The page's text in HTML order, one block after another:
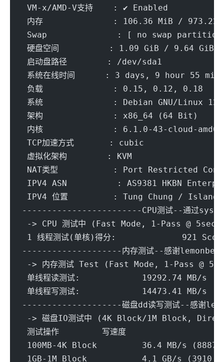
VM-x/AMD-V支持    : ✔ Enabled
内存              : 106.36 MiB / 973.22
Swap              : [ no swap partition
硬盘空间          : 1.09 GiB / 9.64 GiB
启动盘路径        : /dev/sda1
系统在线时间      : 3 days, 9 hour 55 min
负载              : 0.15, 0.12, 0.18
系统              : Debian GNU/Linux 12
架构              : x86_64 (64 Bit)
内核              : 6.1.0-43-cloud-amd64
TCP加速方式       : cubic
虚拟化架构        : KVM
NAT类型           : Port Restricted Cone
IPV4 ASN          : AS9381 HKBN
IPV4 位置         : Tung Chung /
------------------------CPU测试--通过
-> CPU 测试中 (Fast Mode, 1-Pass @ 5sec)
1 线程测试(单核)得分: 		921
--------------------内存测试--感谢
-> 内存测试 Test (Fast Mode, 1-Pass @
单线程读测试:		19292.74 MB/s
单线程写测试:		14473.41 MB/s
--------------------磁盘dd读写测试--感谢
-> 磁盘IO测试中 (4K Block/1M Block,